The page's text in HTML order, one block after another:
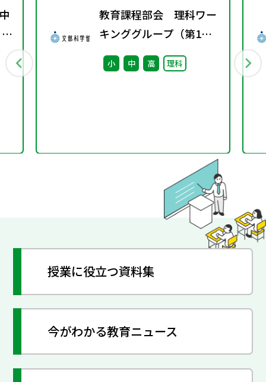
教育課程部会 理科ワー
キンググループ（第1
回） 配付資料
小 中 高 理科
授業に役立つ資料集
今がわかる教育ニュース